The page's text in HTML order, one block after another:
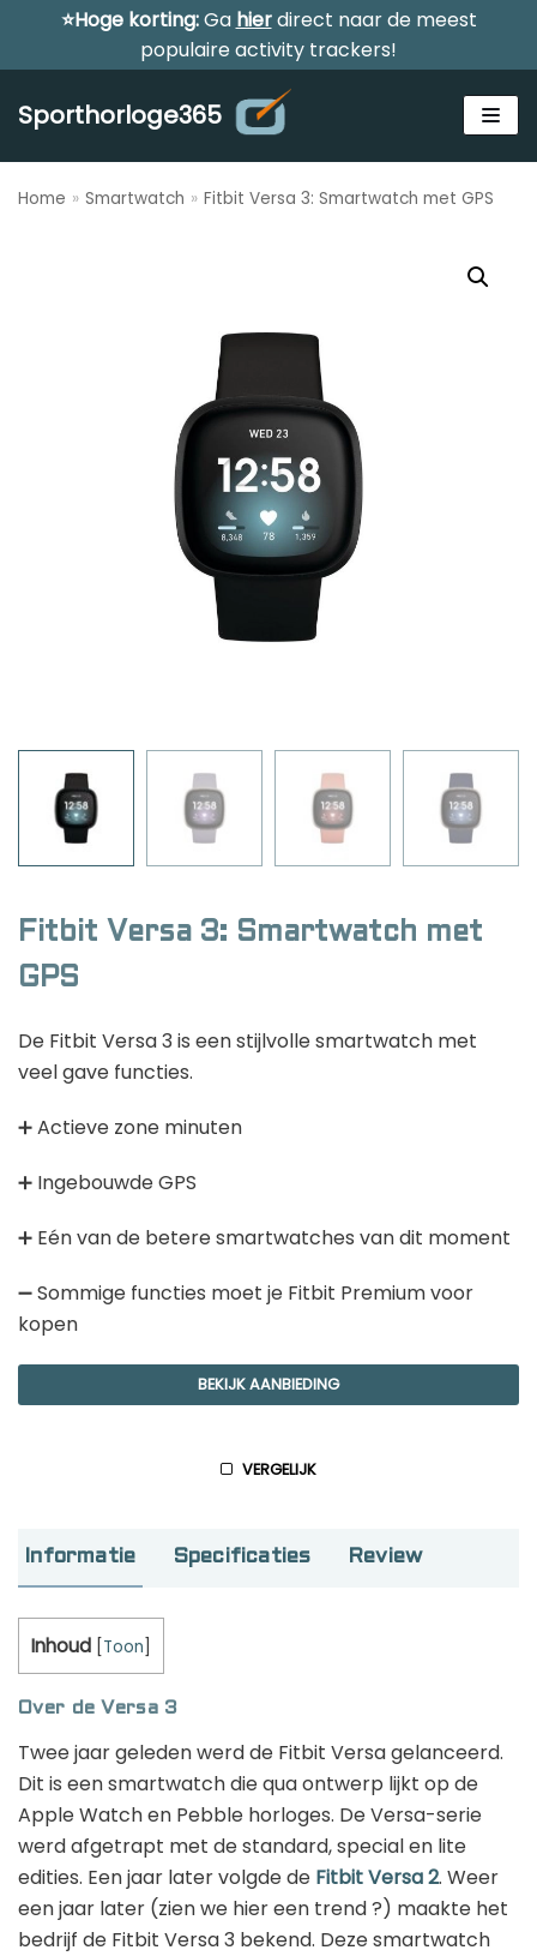
Meteen
inhoud
⭐Hoge korting:Ga hierdirect naar de meest
populaire activity trackers!
Sporthorloge365
Horloge voor kinderen
Gezondheidshorloge
Samsung
Suunto
Wahoo
Withings
Xiaomi
Home » Smartwatch » Fitbit Versa 3: Smartwatch met GPS
Fitbit Versa 3: Smartwatch met
GPS
De Fitbit Versa 3 is een stijlvolle smartwatch met
veel gave functies.
➕ Actieve zone minuten
➕ Ingebouwde GPS
➕ Eén van de betere smartwatches van dit moment
➖ Sommige functies moet je Fitbit Premium voor
kopen
BEKIJK AANBIEDING
VERGELIJK
Informatie Specificaties Review
Inhoud Toon
Over de Versa 3
Twee jaar geleden werd de Fitbit Versa gelanceerd.
Dit is een smartwatch die qua ontwerp lijkt op de
Apple Watch en Pebble horloges. De Versa-serie
werd afgetrapt met de standard, special en lite
edities. Een jaar later volgde de Fitbit Versa 2. Weer
een jaar later (zien we hier een trend ?) maakte het
bedrijf de Fitbit Versa 3 bekend. Deze smartwatch
Zoeken
Waar ben je naar op zoek?
ECG gezondheidshorloges
Beste fitbit horloges
Garmin sporthorloge
Goedkope activity trackers
Sporthorloges
Smartwatches
Activity tracker
Stappentellers
Meest recente berichten
van 2026
GPS horloge kinderen: de beste keuzes
Hardloop app laten maken voor jouw vereniging
Deze 5 coole dingen kun je doen met
een smartwatch!